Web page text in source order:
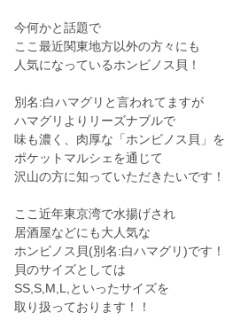
今何かと話題で
ここ最近関東地方以外の方々にも
人気になっているホンビノス貝！
別名:白ハマグリと言われてますが
ハマグリよりリーズナブルで
味も濃く、肉厚な「ホンビノス貝」を
ポケットマルシェを通じて
沢山の方に知っていただきたいです！
ここ近年東京湾で水揚げされ
居酒屋などにも大人気な
ホンビノス貝(別名:白ハマグリ)です！
貝のサイズとしては
SS,S,M,L,といったサイズを
取り扱っております！！